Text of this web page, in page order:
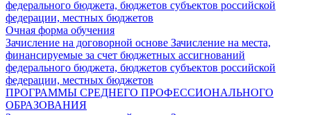
федерального бюджета, бюджетов субъектов российской
федерации, местных бюджетов
Очная форма обучения
Зачисление на договорной основе Зачисление на места,
финансируемые за счет бюджетных ассигнований
федерального бюджета, бюджетов субъектов российской
федерации, местных бюджетов
ПРОГРАММЫ СРЕДНЕГО ПРОФЕССИОНАЛЬНОГО
ОБРАЗОВАНИЯ